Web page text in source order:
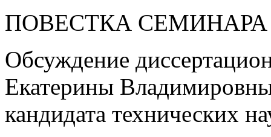
ПОВЕСТКА СЕМИНАРА
Обсуждение
Екатерины
кандидата технических